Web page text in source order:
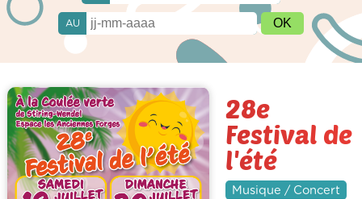
AU
28e
Festival de
l'été
Musique / Concert